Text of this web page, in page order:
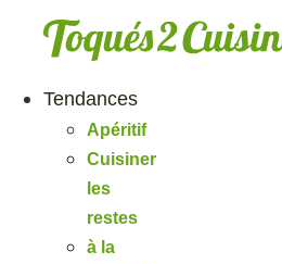
Tendances
Apéritif
Cuisiner
les
restes
à la